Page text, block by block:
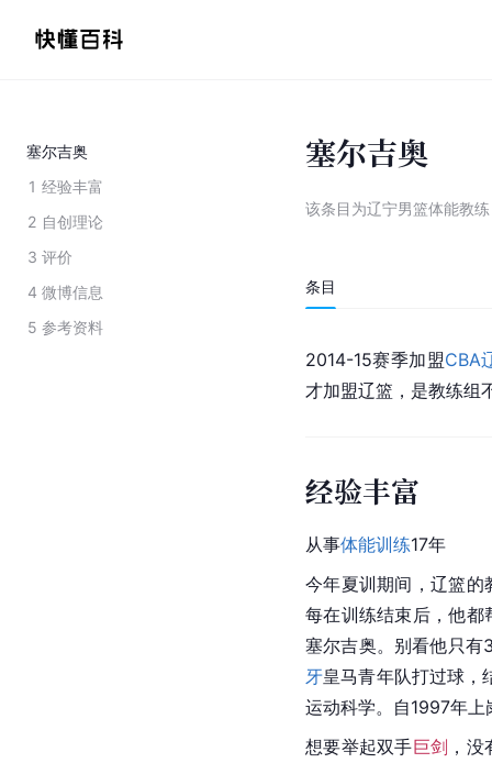
塞尔吉奥
1 经验丰富
2 自创理论
3 评价
4 微博信息
5 参考资料
塞尔吉奥
该条目为辽宁男篮体能教练
条目
2014-15赛季加盟CBA
才加盟辽篮，是教练组
经验丰富
从事体能训练17年
今年夏训期间，辽篮的
每在训练结束后，他都
塞尔吉奥。别看他只有
牙皇马青年队打过球，
运动科学。自1997年
想要举起双手巨剑 ，